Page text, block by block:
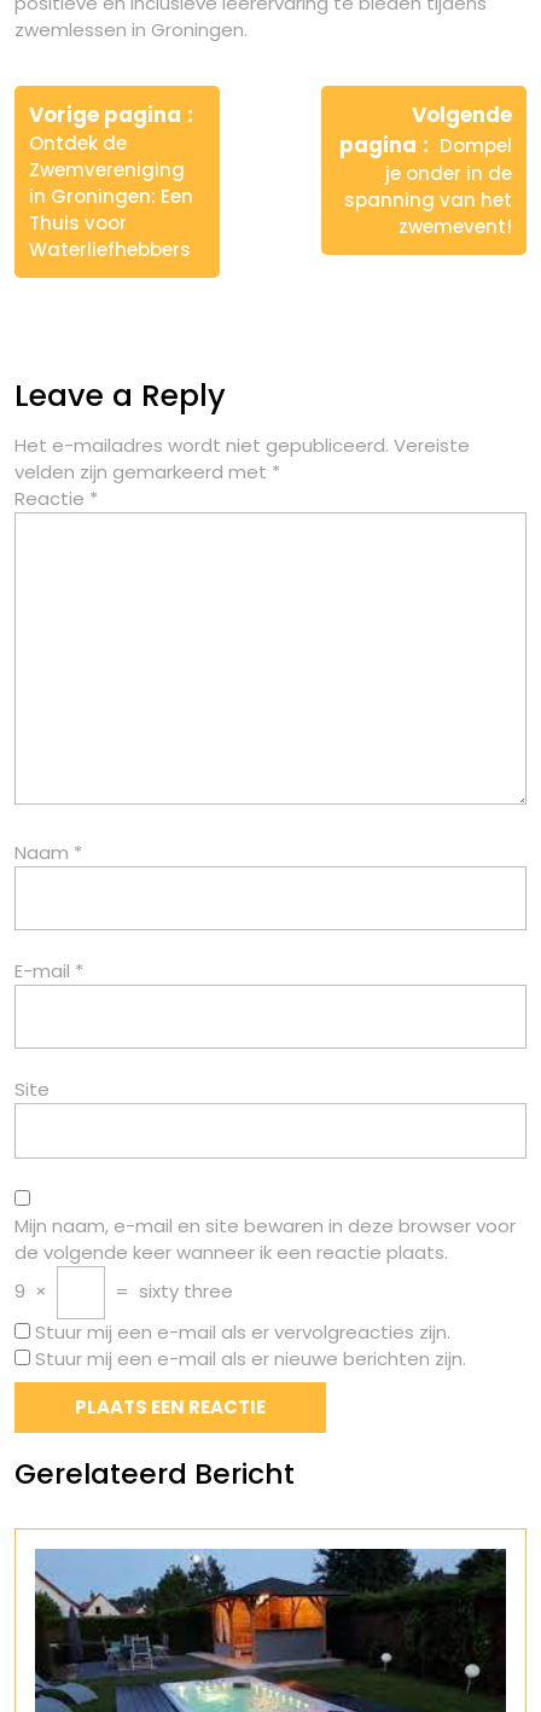
zwemlessen in Groningen.
Berichtnavigatie
Vorige pagina
Ontdek de
Zwemvereniging
in Groningen: Een
Thuis voor
Waterliefhebbers
Volgende
pagina
Dompel
je onder in de
spanning van het
zwemevent!
Leave a Reply
Het e-mailadres wordt niet gepubliceerd. Vereiste
velden zijn gemarkeerd met *
Reactie *
Naam *
E-mail *
Site
Mijn naam, e-mail en site bewaren in deze browser voor
de volgende keer wanneer ik een reactie plaats.
9 × = sixty three
Stuur mij een e-mail als er vervolgreacties zijn.
Stuur mij een e-mail als er nieuwe berichten zijn.
Gerelateerd Bericht